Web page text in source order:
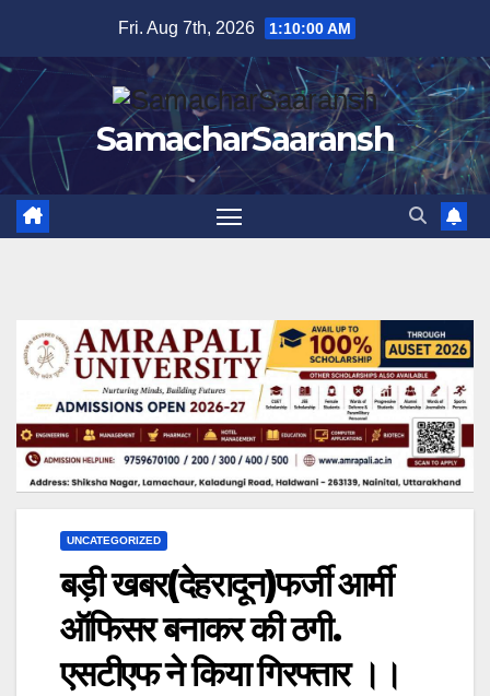
content
Fri. Aug 7th, 2026 1:10:01 AM
SamacharSaaransh
UNCATEGORIZED
बड़ी खबर(देहरादून)फर्जी आर्मी
ऑफिसर बनाकर की ठगी.
एसटीएफ ने किया गिरफ्तार ।।